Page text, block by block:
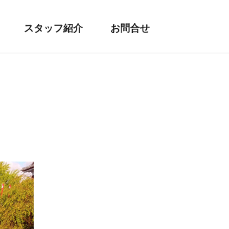
スタッフ紹介 お問合せ